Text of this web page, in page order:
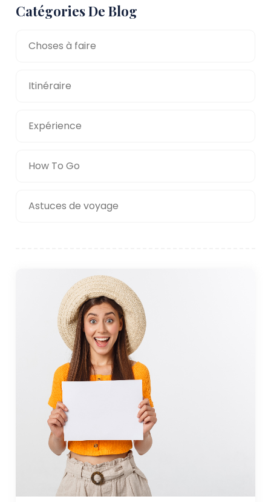
Catégories De Blog
Choses à faire
Itinéraire
Expérience
How To Go
Astuces de voyage